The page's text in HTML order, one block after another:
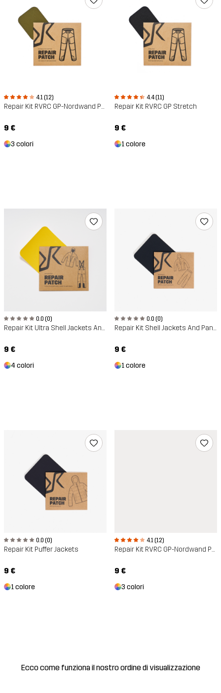
4.1 (12)
Repair Kit RVRC GP-Nordwand Polycotton
9 €
3 colori
4.4 (11)
Repair Kit RVRC GP Stretch
9 €
1 colore
0.0 (0)
Repair Kit Ultra Shell Jackets And Pants
9 €
4 colori
0.0 (0)
Repair Kit Shell Jackets And Pants
9 €
1 colore
0.0 (0)
Repair Kit Puffer Jackets
9 €
1 colore
4.1 (12)
Repair Kit RVRC GP-Nordwand Polycotton
9 €
3 colori
Ecco come funziona il nostro ordine di visualizzazione